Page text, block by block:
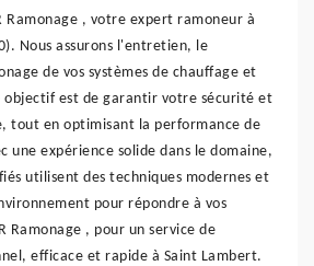
Ramonage , votre expert ramoneur à
Nous assurons l'entretien, le
de vos systèmes de chauffage et
objectif est de garantir votre sécurité et
tout en optimisant la performance de
une expérience solide dans le domaine,
utilisent des techniques modernes et
pour répondre à vos
Ramonage , pour un service de
efficace et rapide à Saint Lambert.